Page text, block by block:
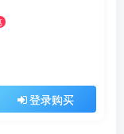
登录购买